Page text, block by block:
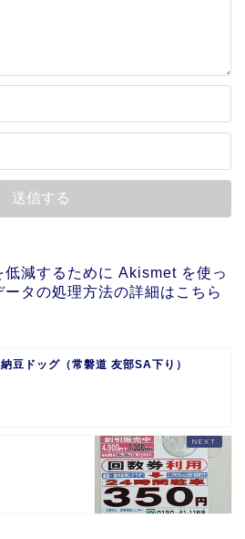
低減するために Akismet を使っ
ータの処理方法の詳細はこちら
納豆ドッグ（常磐道 友部SA下り）